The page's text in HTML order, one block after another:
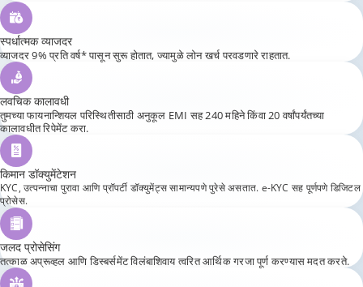
स्पर्धात्मक व्याजदर
व्याजदर 9% प्रति वर्ष* पासून सुरू होतात, ज्यामुळे लोन खर्च परवडणारे राहतात.
लवचिक कालावधी
तुमच्या फायनान्शियल परिस्थितीसाठी अनुकूल EMI सह 240 महिने किंवा 20 वर्षांपर्यंतच्या
कालावधीत रिपेमेंट करा.
किमान डॉक्युमेंटेशन
KYC, उत्पन्नाचा पुरावा आणि प्रॉपर्टी डॉक्युमेंट्स सामान्यपणे पुरेसे असतात. e-KYC सह पूर्णपणे डिजिटल
प्रोसेस.
जलद प्रोसेसिंग
तत्काळ अप्रूव्हल आणि डिस्बर्समेंट विलंबाशिवाय त्वरित आर्थिक गरजा पूर्ण करण्यास मदत करते.